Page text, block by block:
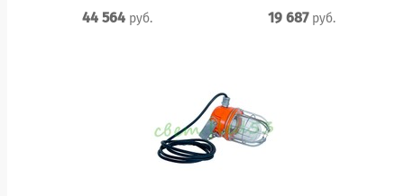
44 564 руб. 19 687руб.